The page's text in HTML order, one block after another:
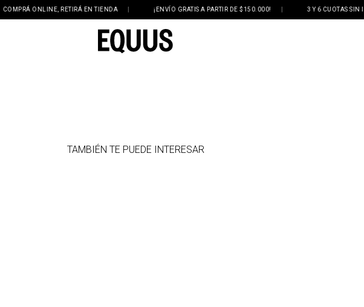
COMPRÁ ONLINE, RETIRÁ EN TIENDA ¡ENVÍO GRATIS A PARTIR DE $150.000! 3 Y 6 CUOTAS SIN
TAMBIÉN TE PUEDE INTERESAR